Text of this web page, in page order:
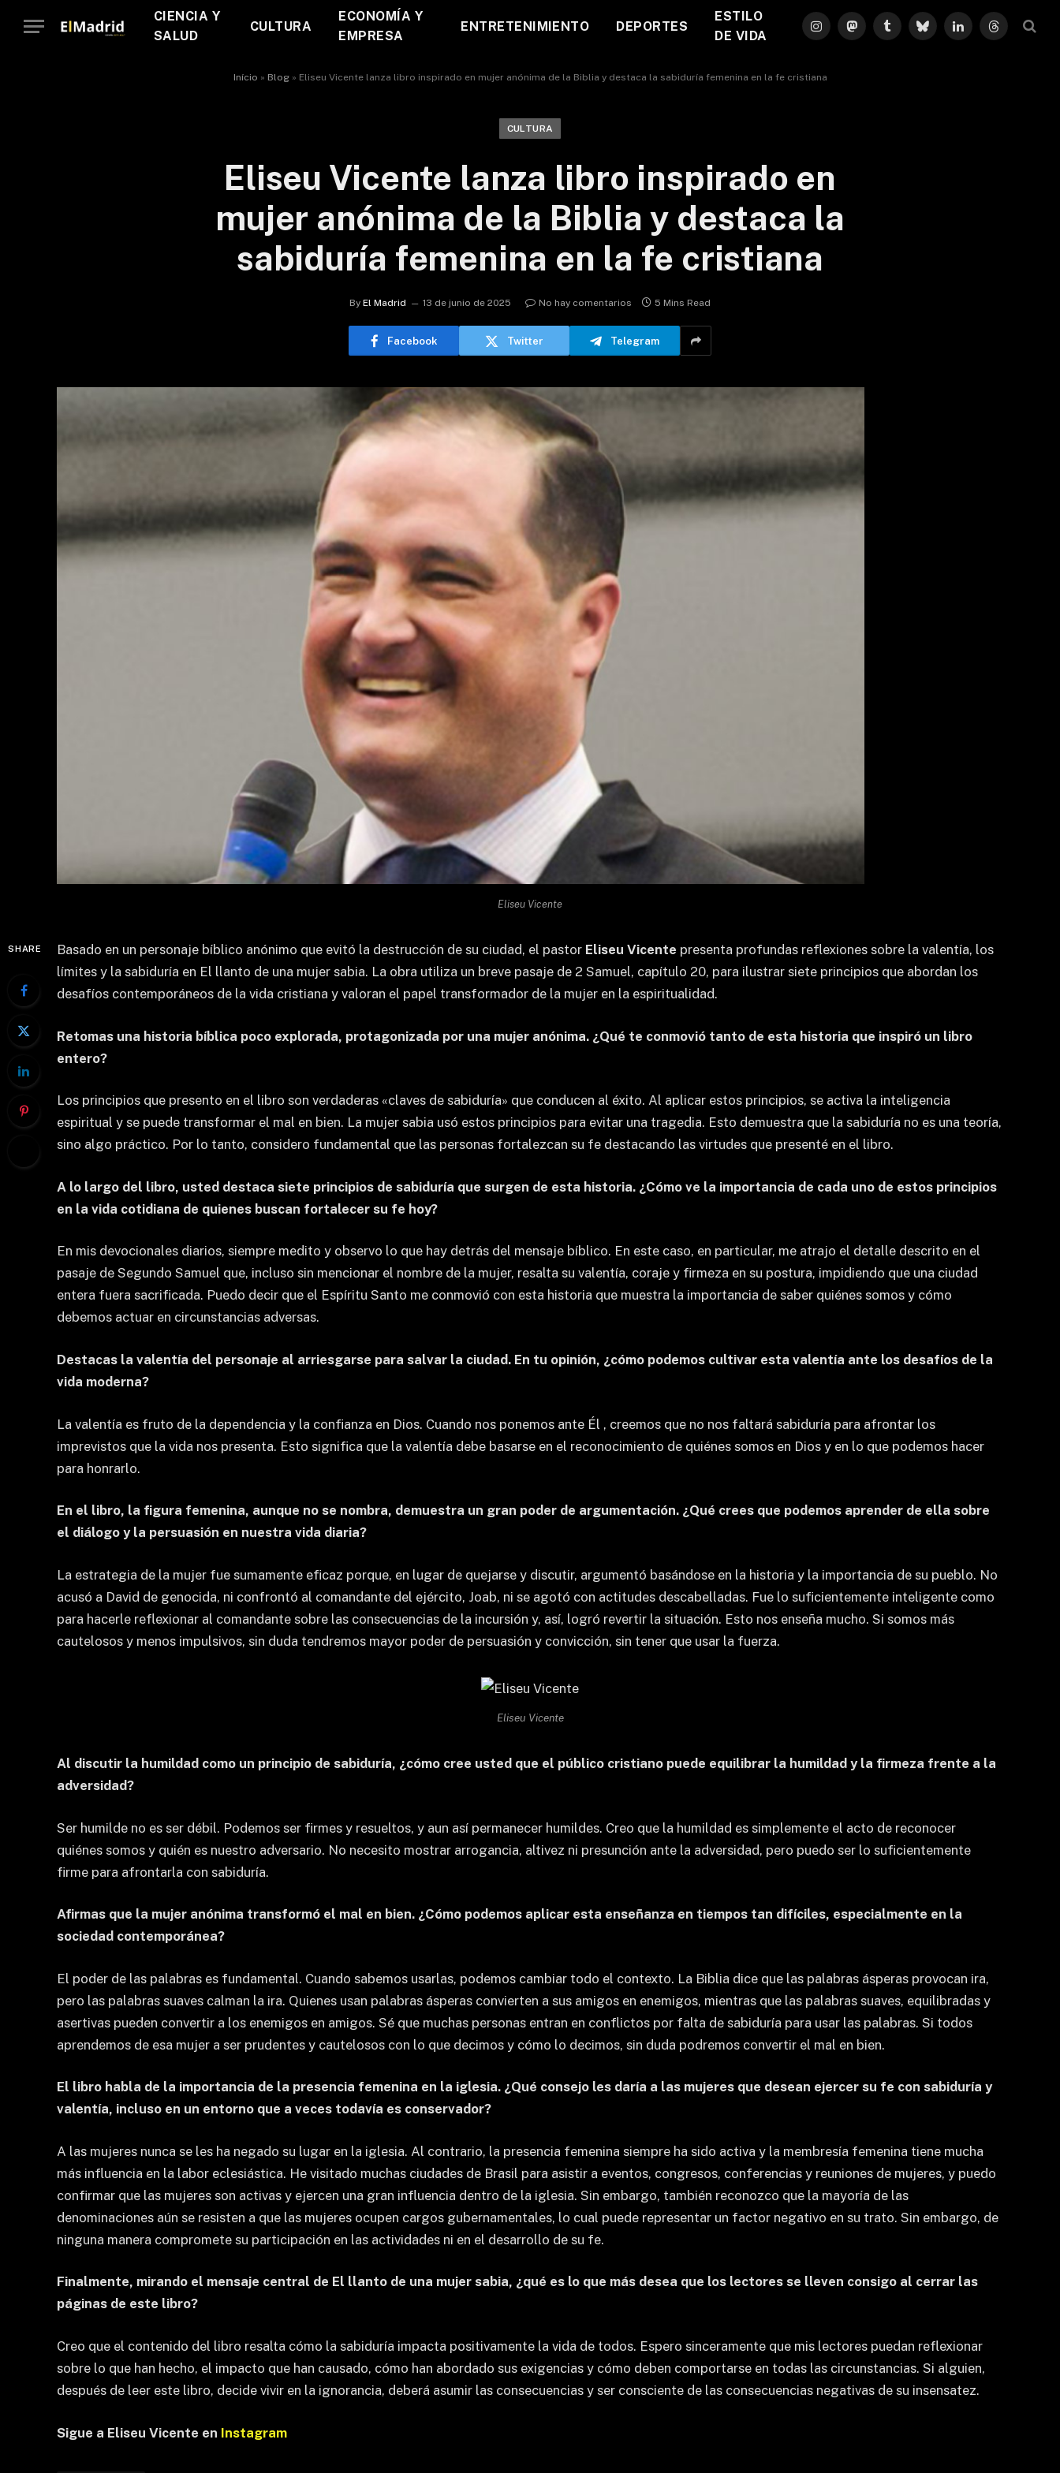
CIENCIA Y
SALUD
CULTURA
ECONOMÍA Y
EMPRESA
ENTRETENIMIENTO DEPORTES
ESTILO
DE VIDA
InstagramMastodonTumblrBlueskyLinkedInThreads
Início » Blog» Eliseu Vicente lanza libro inspirado en mujer anónima de la Biblia y destaca la sabiduría femenina en la fe cristiana
CULTURA
Eliseu Vicente lanza libro inspirado en
mujer anónima de la Biblia y destaca la
sabiduría femenina en la fe cristiana
By El Madrid 13 de junio de 2025 No hay comentarios 5 Mins Read
Facebook Twitter Telegram
Eliseu Vicente
SHARE Basado en un personaje bíblico anónimo que evitó la destrucción de su ciudad, el pastor Eliseu Vicente presenta profundas reflexiones sobre la valentía, los
límites y la sabiduría en El llanto de una mujer sabia. La obra utiliza un breve pasaje de 2 Samuel, capítulo 20, para ilustrar siete principios que abordan los
desafíos contemporáneos de la vida cristiana y valoran el papel transformador de la mujer en la espiritualidad.
Retomas una historia bíblica poco explorada, protagonizada por una mujer anónima. ¿Qué te conmovió tanto de esta historia que inspiró un libro
entero?
Los principios que presento en el libro son verdaderas «claves de sabiduría» que conducen al éxito. Al aplicar estos principios, se activa la inteligencia
espiritual y se puede transformar el mal en bien. La mujer sabia usó estos principios para evitar una tragedia. Esto demuestra que la sabiduría no es una teoría,
sino algo práctico. Por lo tanto, considero fundamental que las personas fortalezcan su fe destacando las virtudes que presenté en el libro.
A lo largo del libro, usted destaca siete principios de sabiduría que surgen de esta historia. ¿Cómo ve la importancia de cada uno de estos principios
en la vida cotidiana de quienes buscan fortalecer su fe hoy?
En mis devocionales diarios, siempre medito y observo lo que hay detrás del mensaje bíblico. En este caso, en particular, me atrajo el detalle descrito en el
pasaje de Segundo Samuel que, incluso sin mencionar el nombre de la mujer, resalta su valentía, coraje y firmeza en su postura, impidiendo que una ciudad
entera fuera sacrificada. Puedo decir que el Espíritu Santo me conmovió con esta historia que muestra la importancia de saber quiénes somos y cómo
debemos actuar en circunstancias adversas.
Destacas la valentía del personaje al arriesgarse para salvar la ciudad. En tu opinión, ¿cómo podemos cultivar esta valentía ante los desafíos de la
vida moderna?
La valentía es fruto de la dependencia y la confianza en Dios. Cuando nos ponemos ante Él , creemos que no nos faltará sabiduría para afrontar los
imprevistos que la vida nos presenta. Esto significa que la valentía debe basarse en el reconocimiento de quiénes somos en Dios y en lo que podemos hacer
para honrarlo.
En el libro, la figura femenina, aunque no se nombra, demuestra un gran poder de argumentación. ¿Qué crees que podemos aprender de ella sobre
el diálogo y la persuasión en nuestra vida diaria?
La estrategia de la mujer fue sumamente eficaz porque, en lugar de quejarse y discutir, argumentó basándose en la historia y la importancia de su pueblo. No
acusó a David de genocida, ni confrontó al comandante del ejército, Joab, ni se agotó con actitudes descabelladas. Fue lo suficientemente inteligente como
para hacerle reflexionar al comandante sobre las consecuencias de la incursión y, así, logró revertir la situación. Esto nos enseña mucho. Si somos más
cautelosos y menos impulsivos, sin duda tendremos mayor poder de persuasión y convicción, sin tener que usar la fuerza.
Eliseu Vicente
Al discutir la humildad como un principio de sabiduría, ¿cómo cree usted que el público cristiano puede equilibrar la humildad y la firmeza frente a la
adversidad?
Ser humilde no es ser débil. Podemos ser firmes y resueltos, y aun así permanecer humildes. Creo que la humildad es simplemente el acto de reconocer
quiénes somos y quién es nuestro adversario. No necesito mostrar arrogancia, altivez ni presunción ante la adversidad, pero puedo ser lo suficientemente
firme para afrontarla con sabiduría.
Afirmas que la mujer anónima transformó el mal en bien. ¿Cómo podemos aplicar esta enseñanza en tiempos tan difíciles, especialmente en la
sociedad contemporánea?
El poder de las palabras es fundamental. Cuando sabemos usarlas, podemos cambiar todo el contexto. La Biblia dice que las palabras ásperas provocan ira,
pero las palabras suaves calman la ira. Quienes usan palabras ásperas convierten a sus amigos en enemigos, mientras que las palabras suaves, equilibradas y
asertivas pueden convertir a los enemigos en amigos. Sé que muchas personas entran en conflictos por falta de sabiduría para usar las palabras. Si todos
aprendemos de esa mujer a ser prudentes y cautelosos con lo que decimos y cómo lo decimos, sin duda podremos convertir el mal en bien.
El libro habla de la importancia de la presencia femenina en la iglesia. ¿Qué consejo les daría a las mujeres que desean ejercer su fe con sabiduría y
valentía, incluso en un entorno que a veces todavía es conservador?
A las mujeres nunca se les ha negado su lugar en la iglesia. Al contrario, la presencia femenina siempre ha sido activa y la membresía femenina tiene mucha
más influencia en la labor eclesiástica. He visitado muchas ciudades de Brasil para asistir a eventos, congresos, conferencias y reuniones de mujeres, y puedo
confirmar que las mujeres son activas y ejercen una gran influencia dentro de la iglesia. Sin embargo, también reconozco que la mayoría de las
denominaciones aún se resisten a que las mujeres ocupen cargos gubernamentales, lo cual puede representar un factor negativo en su trato. Sin embargo, de
ninguna manera compromete su participación en las actividades ni en el desarrollo de su fe.
Finalmente, mirando el mensaje central de El llanto de una mujer sabia, ¿qué es lo que más desea que los lectores se lleven consigo al cerrar las
páginas de este libro?
Creo que el contenido del libro resalta cómo la sabiduría impacta positivamente la vida de todos. Espero sinceramente que mis lectores puedan reflexionar
sobre lo que han hecho, el impacto que han causado, cómo han abordado sus exigencias y cómo deben comportarse en todas las circunstancias. Si alguien,
después de leer este libro, decide vivir en la ignorancia, deberá asumir las consecuencias y ser consciente de las consecuencias negativas de su insensatez.
Sigue a Eliseu Vicente en Instagram